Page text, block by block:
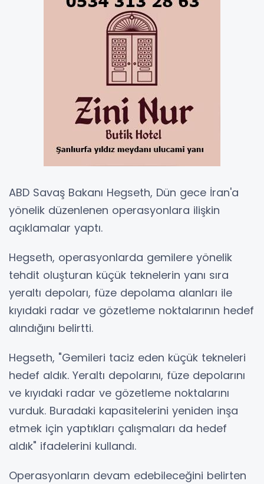
ABD Savaş Bakanı Hegseth, Dün gece İran'a
yönelik düzenlenen operasyonlara ilişkin
açıklamalar yaptı.
Hegseth, operasyonlarda gemilere yönelik
tehdit oluşturan küçük teknelerin yanı sıra
yeraltı depoları, füze depolama alanları ile
kıyıdaki radar ve gözetleme noktalarının hedef
alındığını belirtti.
Hegseth, "Gemileri taciz eden küçük tekneleri
hedef aldık. Yeraltı depolarını, füze depolarını
ve kıyıdaki radar ve gözetleme noktalarını
vurduk. Buradaki kapasitelerini yeniden inşa
etmek için yaptıkları çalışmaları da hedef
aldık" ifadelerini kullandı.
Operasyonların devam edebileceğini belirten